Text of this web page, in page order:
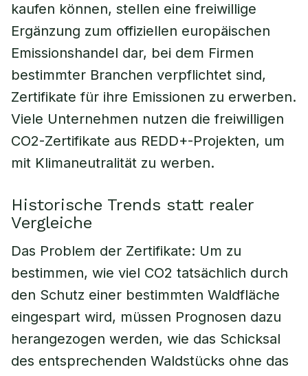
kaufen können, stellen eine freiwillige
Ergänzung zum offiziellen europäischen
Emissionshandel dar, bei dem Firmen
bestimmter Branchen verpflichtet sind,
Zertifikate für ihre Emissionen zu erwerben.
Viele Unternehmen nutzen die freiwilligen
CO2-Zertifikate aus REDD+-Projekten, um
mit Klimaneutralität zu werben.
Historische Trends statt realer
Vergleiche
Das Problem der Zertifikate: Um zu
bestimmen, wie viel CO2 tatsächlich durch
den Schutz einer bestimmten Waldfläche
eingespart wird, müssen Prognosen dazu
herangezogen werden, wie das Schicksal
des entsprechenden Waldstücks ohne das